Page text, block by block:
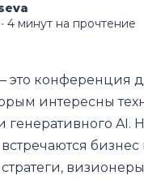
∙ 4 минут на прочтение
это конференция
интересны
генеративного AI.
бизнес